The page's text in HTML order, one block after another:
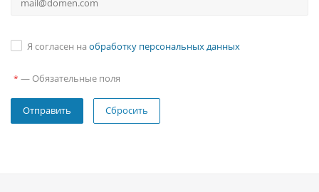
Я согласен на обработку персональных данных
* — Обязательные поля
Сбросить